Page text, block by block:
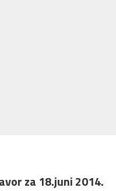
za 18.juni 2014.